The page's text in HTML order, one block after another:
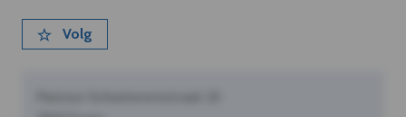
Volg